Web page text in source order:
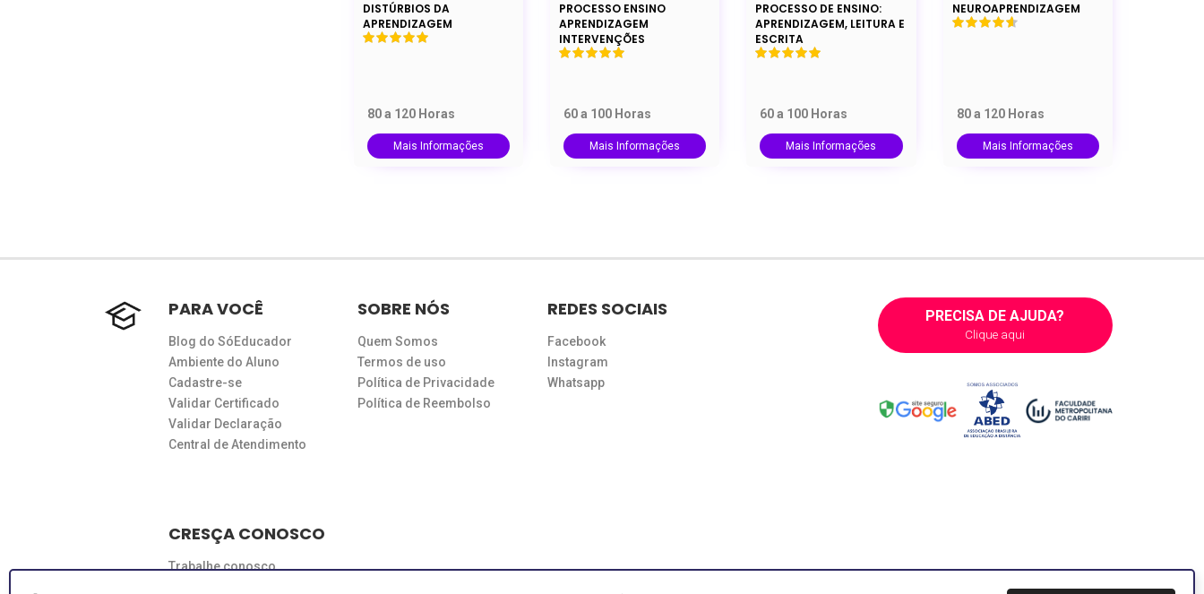
DISTÚRBIOS DA
APRENDIZAGEM
80 a 120 Horas
Mais Informações
PROCESSO ENSINO
APRENDIZAGEM
INTERVENÇÕES
60 a 100 Horas
Mais Informações
PROCESSO DE ENSINO:
APRENDIZAGEM, LEITURA E
ESCRITA
60 a 100 Horas
Mais Informações
NEUROAPRENDIZAGEM
80 a 120 Horas
Mais Informações
PARA VOCÊ
Blog do SóEducador
Ambiente do Aluno
Cadastre-se
Validar Certificado
Validar Declaração
Central de Atendimento
SOBRE NÓS
Quem Somos
Termos de uso
Política de Privacidade
Política de Reembolso
REDES SOCIAIS
Facebook
Instagram
Whatsapp
CRESÇA CONOSCO
Trabalhe conosco
PRECISA DE AJUDA?
Clique aqui